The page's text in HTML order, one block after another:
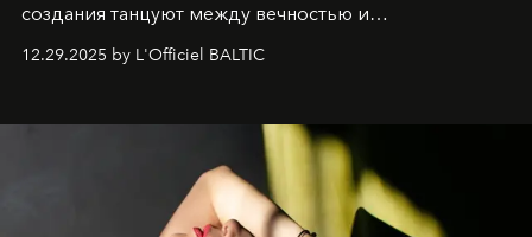
создания танцуют между вечностью и
12.29.2025 by L'Officiel BALTIC